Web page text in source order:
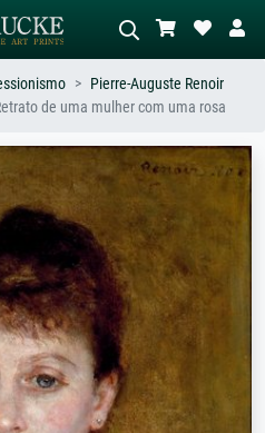
Descreva a cena – ex: prado verde,
abstrato com muito vermelho, pintura
a óleo escura, nu em pé ao lado de
uma árvore.
Pierre-Auguste Renoir
de uma mulher com uma rosa